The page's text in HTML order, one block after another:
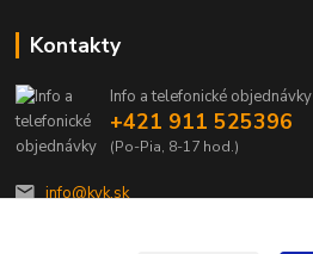
Kontakty
Info a telefonické objednávky
+421 911 525396
(Po-Pia, 8-17 hod.)
info@kvk.sk